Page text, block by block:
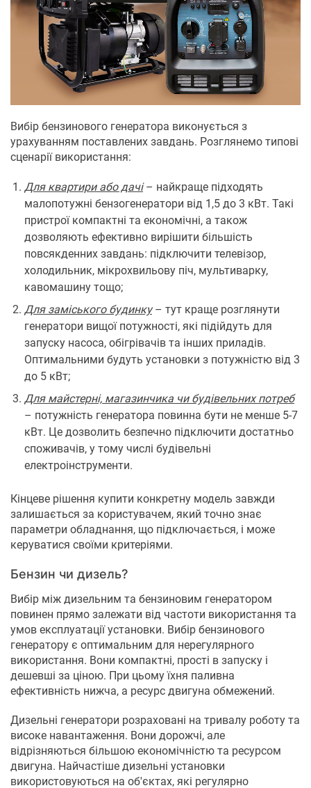
Вибір бензинового генератора виконується з
урахуванням поставлених завдань. Розглянемо типові
сценарії використання:
Для квартири або дачі– найкраще підходять
малопотужні бензогенератори від 1,5 до 3 кВт. Такі
пристрої компактні та економічні, а також
дозволяють ефективно вирішити більшість
повсякденних завдань: підключити телевізор,
холодильник, мікрохвильову піч, мультиварку,
кавомашину тощо;
Для заміського будинку– тут краще розглянути
генератори вищої потужності, які підійдуть для
запуску насоса, обігрівачів та інших приладів.
Оптимальними будуть установки з потужністю від 3
до 5 кВт;
Для майстерні, магазинчика чи будівельних потреб
– потужність генератора повинна бути не менше 5-7
кВт. Це дозволить безпечно підключити достатньо
споживачів, у тому числі будівельні
електроінструменти.
Кінцеве рішення купити конкретну модель завжди
залишається за користувачем, який точно знає
параметри обладнання, що підключається, і може
керуватися своїми критеріями.
Бензин чи дизель?
Вибір між дизельним та бензиновим генератором
повинен прямо залежати від частоти використання та
умов експлуатації установки. Вибір бензинового
генератору є оптимальним для нерегулярного
використання. Вони компактні, прості в запуску і
дешевші за ціною. При цьому їхня паливна
ефективність нижча, а ресурс двигуна обмежений.
Дизельні генератори розраховані на тривалу роботу та
високе навантаження. Вони дорожчі, але
відрізняються більшою економічністю та ресурсом
двигуна. Найчастіше дизельні установки
використовуються на об'єктах, які регулярно